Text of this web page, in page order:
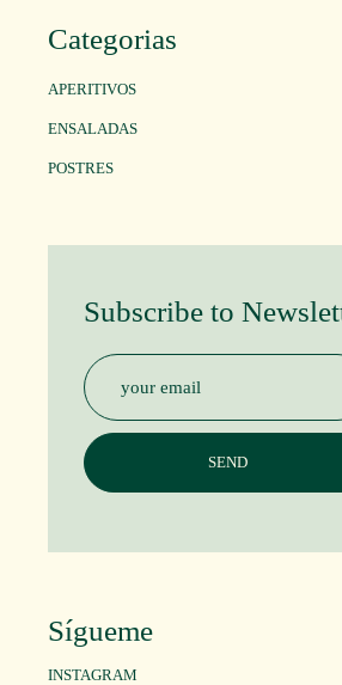
Categorias
APERITIVOS
ENSALADAS
POSTRES
Subscribe to
Sígueme
INSTAGRAM